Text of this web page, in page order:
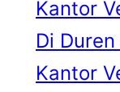
Kantor
Di
Kantor